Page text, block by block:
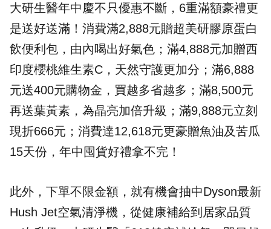
大研生醫年中慶不只優惠不斷，6重滿額豪禮更
是送好送滿！消費滿2,888元贈超美研膠原蛋白
飲便利包，由內喝出好氣色；滿4,888元加贈西
印度櫻桃維生素C，天然守護更加分；滿6,888
元送400元購物金，買越多省越多；滿8,500元
再送葉黃素，為晶亮加倍升級；滿9,888元立刻
現折666元；消費達12,618元更豪贈魚油及苦瓜
15天份，年中囤貨好禮拿不完！
此外，下單不限金額，就有機會抽中Dyson最新
Hush Jet空氣清淨機，從健康補給到居家品質